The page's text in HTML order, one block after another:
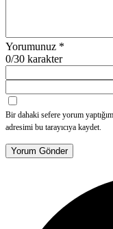
Yorumunuz *
0/30 karakter
Bir dahaki sefere yorum
adresimi bu tarayıcıya kaydet.
Yorum Gönder